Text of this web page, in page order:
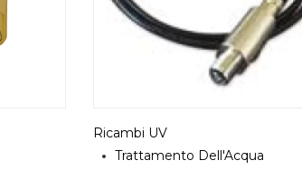
Ricambi UV
Trattamento Dell'Acqua